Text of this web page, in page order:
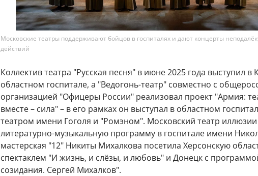
Московские театры поддерживают бойцов в госпиталях и дают концерты
действий
Коллектив театра "Русская песня" в июне 2025 года выступил в
областном госпитале, а "Ведогонь-театр" совместно с
организацией "Офицеры России" реализовал проект "Армия:
вместе – сила" – в его рамках он выступал в областном
театром имени Гоголя и "Ромэном". Московский театр иллюзии
литературно-музыкальную программу в госпитале имени
мастерская "12" Никиты Михалкова посетила Херсонскую
спектаклем "И жизнь, и слёзы, и любовь" и Донецк с
созидания. Сергей Михалков".